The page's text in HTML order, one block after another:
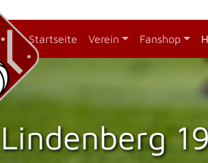
Startseite Verein Fanshop